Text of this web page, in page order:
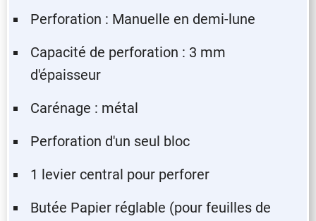
Perforation : Manuelle en demi-lune
Capacité de perforation : 3 mm
d'épaisseur
Carénage : métal
Perforation d'un seul bloc
1 levier central pour perforer
Butée Papier réglable (pour feuilles de